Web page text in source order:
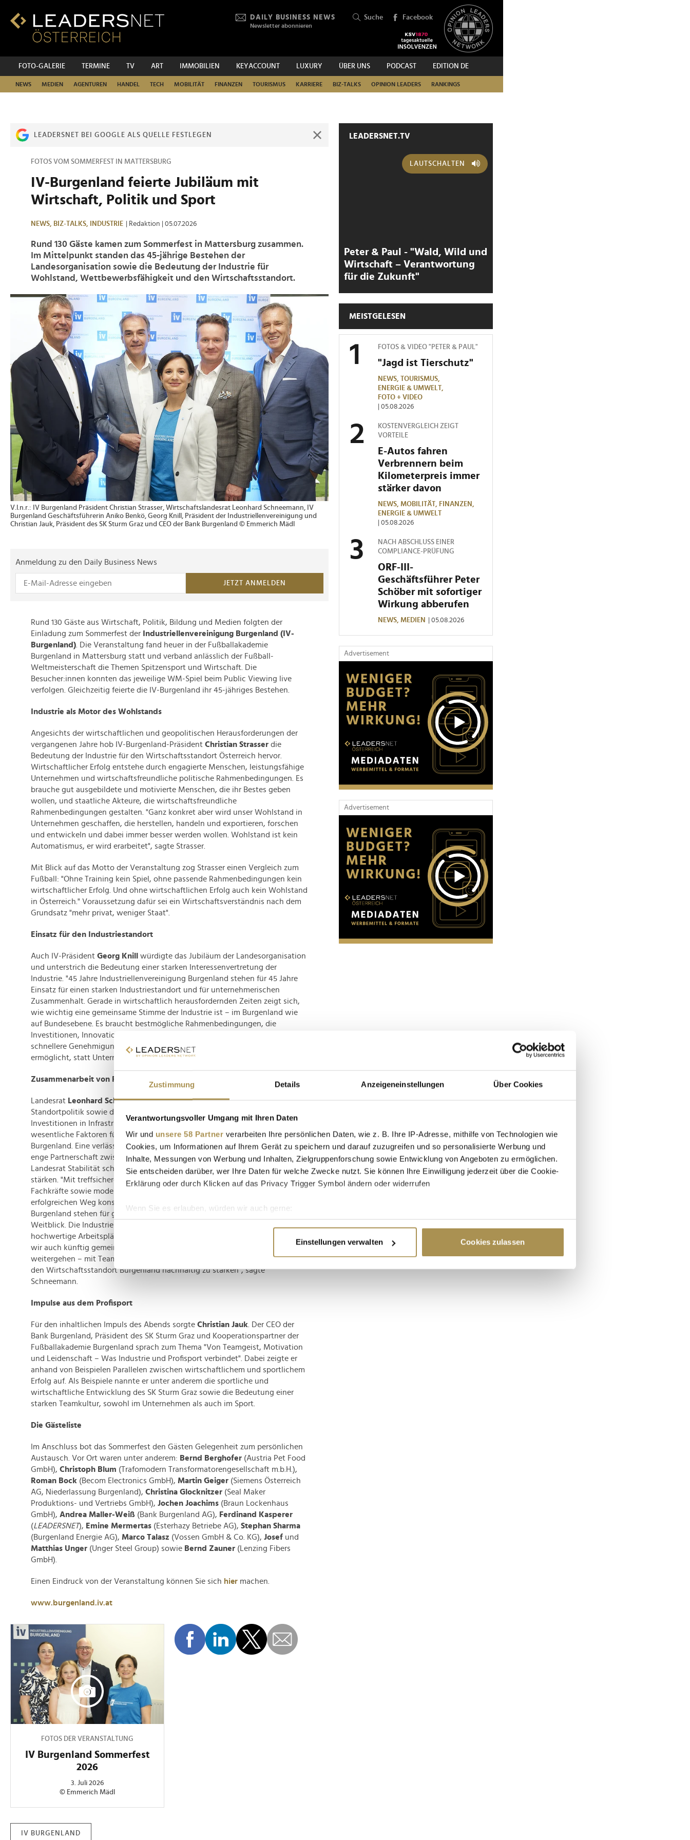
Zustimmung Details Anzeigeneinstellungen Über Cookies
Verantwortungsvoller Umgang mit Ihren Daten
Wir und unsere 58 Partner verarbeiten Ihre persönlichen Daten, wie z. B. Ihre IP-Adresse, mithilfe von Technologien wie
Cookies, um Informationen auf Ihrem Gerät zu speichern und darauf zuzugreifen und so personalisierte Werbung und
Inhalte, Messungen von Werbung und Inhalten, Zielgruppenforschung sowie Entwicklung von Angeboten zu ermöglichen.
Sie entscheiden darüber, wer Ihre Daten für welche Zwecke nutzt. Sie können Ihre Einwilligung jederzeit über die Cookie-
Erklärung oder durch Klicken auf das Privacy Trigger Symbol ändern oder widerrufen
Wenn Sie es erlauben, würden wir auch gerne:
Informationen über Ihre geografische Lage erfassen, welche bis auf einige Meter genau sein können
Erfahren Sie mehr darüber, wie Ihre persönlichen Daten verarbeitet werden, und legen Sie Ihre Präferenzen im
möglicherweise mit weiteren Daten zusammen, die Sie ihnen bereitgestellt haben oder die sie im Rahmen Ihrer Nutzung
der Dienste gesammelt haben.
Einstellungen verwalten Cookies zulassen
Inhalt
Fußzeilen-
DAILY BUSINESS NEWS
Newsletter abonnieren
Suche Facebook
FOTO-GALERIE TERMINE TV ART IMMOBILIEN KEYACCOUNT LUXURY ÜBER UNS PODCAST EDITION DE
NEWS MEDIEN AGENTUREN HANDEL TECH MOBILITÄT FINANZEN TOURISMUS KARRIERE BIZ-TALKS OPINION LEADERS RANKINGS
SUCHEN
LEADERSNET BEI GOOGLE ALS QUELLE FESTLEGEN
FOTOS VOM SOMMERFEST IN MATTERSBURG
IV-Burgenland feierte Jubiläum mit
Wirtschaft, Politik und Sport
NEWS, BIZ-TALKS, INDUSTRIE | Redaktion | 05.07.2026
Rund 130 Gäste kamen zum Sommerfest in Mattersburg zusammen.
Im Mittelpunkt standen das 45-jährige Bestehen der
Landesorganisation sowie die Bedeutung der Industrie für
Wohlstand, Wettbewerbsfähigkeit und den Wirtschaftsstandort.
>
V.l.n.r.: IV Burgenland Präsident Christian Strasser, Wirtschaftslandesrat Leonhard Schneemann, IV
Burgenland Geschäftsführerin Aniko Benkö, Georg Knill, Präsident der Industriellenvereinigung und
Christian Jauk, Präsident des SK Sturm Graz und CEO der Bank Burgenland © Emmerich Mädl
Anmeldung zu den Daily Business News
JETZT ANMELDEN
Rund 130 Gäste aus Wirtschaft, Politik, Bildung und Medien folgten der
Einladung zum Sommerfest der
Industriellenvereinigung Burgenland (IV-
Burgenland) . Die Veranstaltung fand heuer in der Fußballakademie
Burgenland in Mattersburg statt und verband anlässlich der Fußball-
Weltmeisterschaft die Themen Spitzensport und Wirtschaft. Die
Besucher:innen konnten das jeweilige WM-Spiel beim Public Viewing live
verfolgen. Gleichzeitig feierte die IV-Burgenland ihr 45-jähriges Bestehen.
Industrie als Motor des Wohlstands
Angesichts der wirtschaftlichen und geopolitischen Herausforderungen der
vergangenen Jahre hob IV-Burgenland-Präsident Christian Strasser die
Bedeutung der Industrie für den Wirtschaftsstandort Österreich hervor.
Wirtschaftlicher Erfolg entstehe durch engagierte Menschen, leistungsfähige
Unternehmen und wirtschaftsfreundliche politische Rahmenbedingungen. Es
brauche gut ausgebildete und motivierte Menschen, die ihr Bestes geben
wollen, und staatliche Akteure, die wirtschaftsfreundliche
Rahmenbedingungen gestalten. "Ganz konkret aber wird unser Wohlstand in
Unternehmen geschaffen, die herstellen, handeln und exportieren, forschen
und entwickeln und dabei immer besser werden wollen. Wohlstand ist kein
Automatismus, er wird erarbeitet", sagte Strasser.
Mit Blick auf das Motto der Veranstaltung zog Strasser einen Vergleich zum
Fußball: "Ohne Training kein Spiel, ohne passende Rahmenbedingungen kein
wirtschaftlicher Erfolg. Und ohne wirtschaftlichen Erfolg auch kein Wohlstand
in Österreich." Voraussetzung dafür sei ein Wirtschaftsverständnis nach dem
Grundsatz "mehr privat, weniger Staat".
Einsatz für den Industriestandort
Auch IV-Präsident Georg Knill
würdigte das Jubiläum der Landesorganisation
und unterstrich die Bedeutung einer starken Interessenvertretung der
Industrie. "45 Jahre Industriellenvereinigung Burgenland stehen für 45 Jahre
Einsatz für einen starken Industriestandort und für unternehmerischen
Zusammenhalt. Gerade in wirtschaftlich herausfordernden Zeiten zeigt sich,
wie wichtig eine gemeinsame Stimme der Industrie ist – im Burgenland wie
auf Bundesebene. Es braucht bestmögliche Rahmenbedingungen, die
Investitionen, Innovation und Beschäftigung fördern: weniger Bürokratie,
schnellere Genehmigungsverfahren und eine Politik, die Wachstum
ermöglicht, statt Unternehmen zusätzlich zu belasten", so Knill.
Zusammenarbeit von Politik und Wirtschaft
Landesrat Leonhard Schneemannbetonte die Bedeutung einer verlässlichen
Standortpolitik sowie der Zusammenarbeit zwischen Politik und Wirtschaft.
Investitionen in Infrastruktur, Fachkräfte und gezielte Förderungen seien
wesentliche Faktoren für die Wettbewerbsfähigkeit des Wirtschaftsstandorts
Burgenland. Eine verlässliche Standortpolitik, gezielte Investitionen und die
enge Partnerschaft zwischen Politik und Wirtschaft würden laut dem
Landesrat Stabilität schaffen und die Wettbewerbsfähigkeit in den Betriebe
stärken. "Mit treffsicheren Förderungen, Investitionen in Infrastruktur und
Fachkräfte sowie modernen Rahmenbedingungen setzen wir diesen
erfolgreichen Weg konsequent fort. 45 Jahre Industriellenvereinigung
Burgenland stehen für gelebte Zusammenarbeit und unternehmerischen
Weitblick. Die Industrie ist ein unverzichtbarer Motor für Innovation,
hochwertige Arbeitsplätze und Wohlstand. Diesen erfolgreichen Weg werden
wir auch künftig gemeinsam mit unseren Unternehmen konsequent
weitergehen – mit Teamgeist, Innovationskraft und dem gemeinsamen Ziel,
den Wirtschaftsstandort Burgenland nachhaltig zu stärken", sagte
Schneemann.
Impulse aus dem Profisport
Für den inhaltlichen Impuls des Abends sorgte Christian Jauk . Der CEO der
Bank Burgenland, Präsident des SK Sturm Graz und Kooperationspartner der
Fußballakademie Burgenland sprach zum Thema "Von Teamgeist, Motivation
und Leidenschaft – Was Industrie und Profisport verbindet". Dabei zeigte er
anhand von Beispielen Parallelen zwischen wirtschaftlichem und sportlichem
Erfolg auf. Als Beispiele nannte er unter anderem die sportliche und
wirtschaftliche Entwicklung des SK Sturm Graz sowie die Bedeutung einer
starken Teamkultur, sowohl im Unternehmen als auch im Sport.
Die Gästeliste
Im Anschluss bot das Sommerfest den Gästen Gelegenheit zum persönlichen
Austausch. Vor Ort waren unter anderem: Bernd Berghofer (Austria Pet Food
GmbH), Christoph Blum (Trafomodern Transformatorengesellschaft m.b.H.),
Roman Bock (Becom Electronics GmbH), Martin Geiger (Siemens Österreich
AG, Niederlassung Burgenland), Christina Glocknitzer (Seal Maker
Produktions- und Vertriebs GmbH), Jochen Joachims (Braun Lockenhaus
GmbH), Andrea Maller-Weiß (Bank Burgenland AG), Ferdinand Kasperer
(LEADERSNET), Emine Mermertas (Esterhazy Betriebe AG), Stephan Sharma
(Burgenland Energie AG), Marco Talasz (Vossen GmbH & Co. KG), Josef und
Matthias Unger (Unger Steel Group) sowie Bernd Zauner (Lenzing Fibers
GmbH).
Einen Eindruck von der Veranstaltung können Sie sich hier machen.
www.burgenland.iv.at
FOTOS DER VERANSTALTUNG
IV Burgenland Sommerfest
2026
3. Juli 2026
© Emmerich Mädl
IV BURGENLAND
LEADERSNET.TV
LAUTSCHALTEN
Peter & Paul - "Wald, Wild und
Wirtschaft – Verantwortung
für die Zukunft"
MEISTGELESEN
FOTOS & VIDEO "PETER & PAUL"
"Jagd ist Tierschutz"
NEWS, TOURISMUS,
ENERGIE & UMWELT,
FOTO + VIDEO
| 05.08.2026
KOSTENVERGLEICH ZEIGT
VORTEILE
E-Autos fahren
Verbrennern beim
Kilometerpreis immer
stärker davon
NEWS, MOBILITÄT,
FINANZEN,
ENERGIE & UMWELT
| 05.08.2026
NACH ABSCHLUSS EINER
COMPLIANCE-PRÜFUNG
ORF-III-
Geschäftsführer Peter
Schöber mit sofortiger
Wirkung abberufen
NEWS, MEDIEN | 05.08.2026
Advertisement
Advertisement